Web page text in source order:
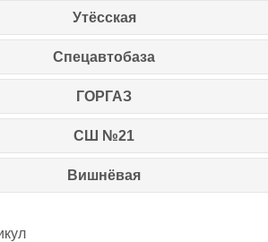
Утёсская
Спецавтобаза
ГОРГАЗ
СШ №21
Вишнёвая